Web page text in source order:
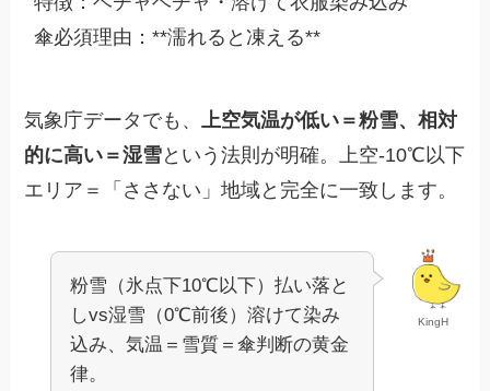
傘必須理由：**濡れると凍える**
気象庁データでも、上空気温が低い＝粉雪、相対
的に高い＝湿雪という法則が明確。上空-10℃以下
エリア＝「ささない」地域と完全に一致します。
KingH
粉雪（氷点下10℃以下）払い落と
しvs湿雪（0℃前後）溶けて染み
込み、気温＝雪質＝傘判断の黄金
律。